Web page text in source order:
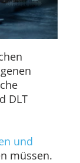
DLT
und
müssen.